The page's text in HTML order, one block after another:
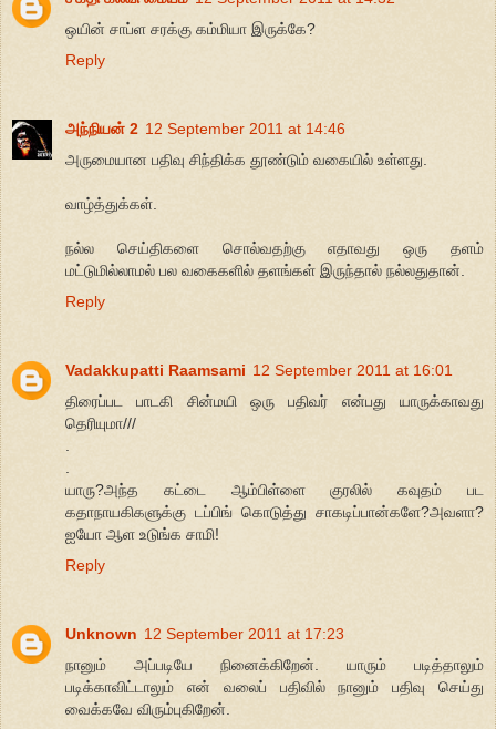
ஒயின் சாப்ள சரக்கு கம்மியா இருக்கே?
Reply
அந்நியன் 2 12 September 2011 at 14:46
அருமையான பதிவு சிந்திக்க தூண்டும் வகையில் உள்ளது.
வாழ்த்துக்கள்.
நல்ல செய்திகளை சொல்வதற்கு எதாவது ஒரு தளம்
மட்டுமில்லாமல் பல வகைகளில் தளங்கள் இருந்தால் நல்லதுதான்.
Reply
Vadakkupatti Raamsami 12 September 2011 at 16:01
திரைப்பட பாடகி சின்மயி ஒரு பதிவர் என்பது யாருக்காவது
தெரியுமா///
யாரு?அந்த கட்டை ஆம்பிள்ளை குரலில் கவுதம் பட
கதாநாயகிகளுக்கு டப்பிங் கொடுத்து சாகடிப்பான்களே?அவளா?
ஐயோ ஆள உடுங்க சாமி!
Reply
Unknown 12 September 2011 at 17:23
நானும் அப்படியே நினைக்கிறேன். யாரும் படித்தாலும்
படிக்காவிட்டாலும் என் வலைப் பதிவில் நானும் பதிவு செய்து
வைக்கவே விரும்புகிறேன்.